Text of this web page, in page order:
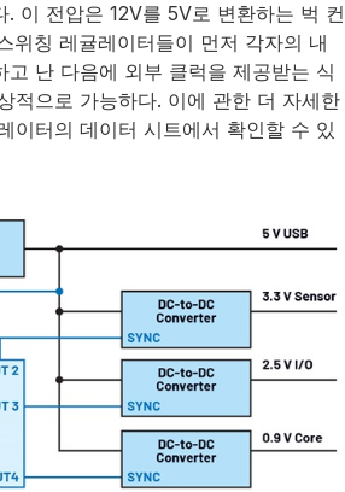
. 이 전압은 12V를 5V로 변환하는 벅 컨
위칭 레귤레이터들이 먼저 각자의 내
고 난 다음에 외부 클럭을 제공받는 식
적으로 가능하다. 이에 관한 더 자세한
이터의 데이터 시트에서 확인할 수 있